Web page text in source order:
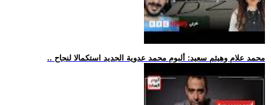
.. محمد علام وهيثم سعيد: ألبوم محمد عدوية الجديد استكمالا لنجاح